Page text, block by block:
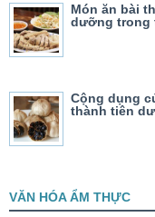
Món ăn bài
dưỡng trong
Cộng dụng
thành tiên
VĂN HÓA ẨM THỰC